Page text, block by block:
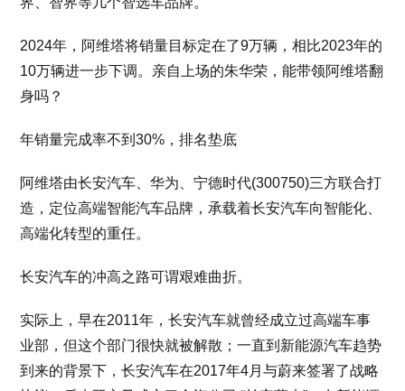
2024年，阿维塔将销量目标定在了9万辆，相比2023年的
10万辆进一步下调。亲自上场的朱华荣，能带领阿维塔翻
身吗？
年销量完成率不到30%，排名垫底
阿维塔由长安汽车、华为、宁德时代(300750)三方联合打
造，定位高端智能汽车品牌，承载着长安汽车向智能化、
高端化转型的重任。
长安汽车的冲高之路可谓艰难曲折。
实际上，早在2011年，长安汽车就曾经成立过高端车事
业部，但这个部门很快就被解散；一直到新能源汽车趋势
到来的背景下，长安汽车在2017年4月与蔚来签署了战略